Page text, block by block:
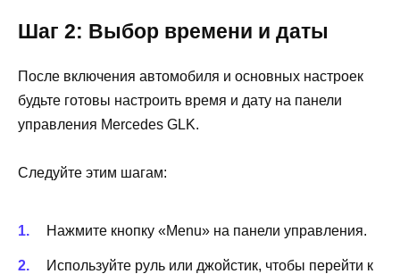
Шаг 2: Выбор времени и даты
После включения автомобиля и основных настроек
будьте готовы настроить время и дату на панели
управления Mercedes GLK.
Следуйте этим шагам:
Нажмите кнопку «Menu» на панели управления.
Используйте руль или джойстик, чтобы перейти к